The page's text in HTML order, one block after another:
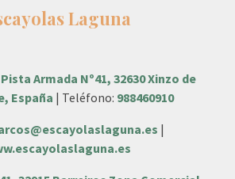
Laguna
Pista Armada Nº41, 32630 Xinzo de
España | Teléfono: 988460910
|